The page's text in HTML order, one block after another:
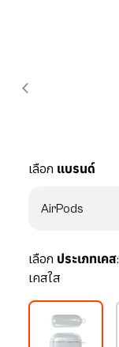
เลือก แบรนด์
AirPods
เลือก ประเภทเคส:
เคสใส